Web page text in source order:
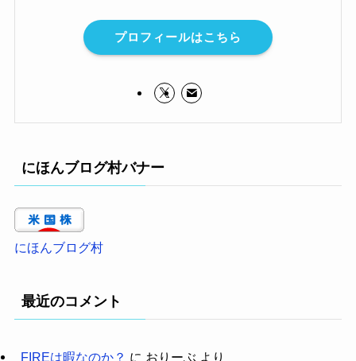
プロフィールはこちら
にほんブログ村バナー
にほんブログ村
最近のコメント
FIREは暇なのか？ に おりーぶ より